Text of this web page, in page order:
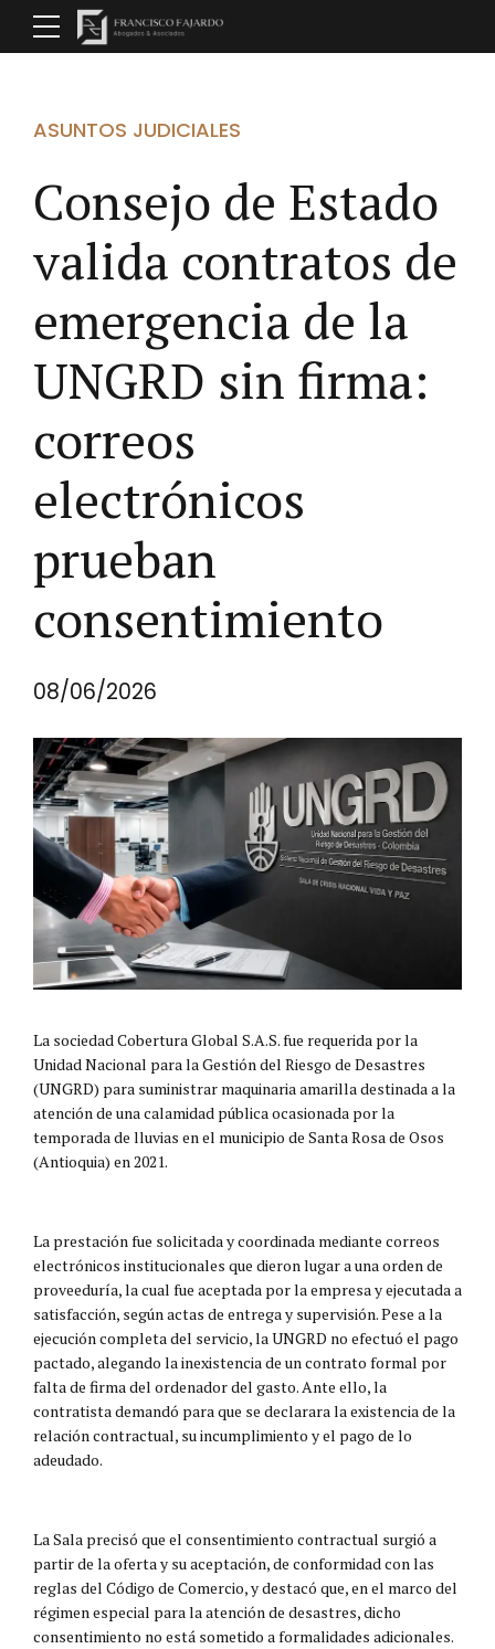
ASUNTOS JUDICIALES
Consejo de Estado
valida contratos de
emergencia de la
UNGRD sin firma:
correos
electrónicos
prueban
consentimiento
08/06/2026
La sociedad Cobertura Global S.A.S. fue requerida por la
Unidad Nacional para la Gestión del Riesgo de Desastres
(UNGRD) para suministrar maquinaria amarilla destinada a la
atención de una calamidad pública ocasionada por la
temporada de lluvias en el municipio de Santa Rosa de Osos
(Antioquia) en 2021.
La prestación fue solicitada y coordinada mediante correos
electrónicos institucionales que dieron lugar a una orden de
proveeduría, la cual fue aceptada por la empresa y ejecutada a
satisfacción, según actas de entrega y supervisión. Pese a la
ejecución completa del servicio, la UNGRD no efectuó el pago
pactado, alegando la inexistencia de un contrato formal por
falta de firma del ordenador del gasto. Ante ello, la
contratista demandó para que se declarara la existencia de la
relación contractual, su incumplimiento y el pago de lo
adeudado.
La Sala precisó que el consentimiento contractual surgió a
partir de la oferta y su aceptación, de conformidad con las
reglas del Código de Comercio, y destacó que, en el marco del
régimen especial para la atención de desastres, dicho
consentimiento no está sometido a formalidades adicionales.